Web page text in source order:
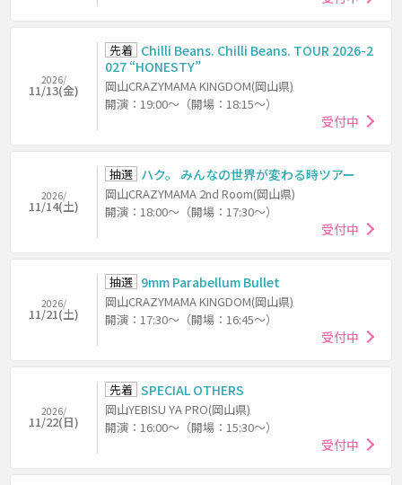
2026/
11/13(金)
先着 Chilli Beans. Chilli Beans. TOUR 2026-2
027 “HONESTY”
岡山CRAZYMAMA KINGDOM(岡山県)
開演：19:00～（開場：18:15～）
受付中
2026/
11/14(土)
抽選 ハク。 みんなの世界が変わる時ツアー
岡山CRAZYMAMA 2nd Room(岡山県)
開演：18:00～（開場：17:30～）
受付中
2026/
11/21(土)
抽選 9mm Parabellum Bullet
岡山CRAZYMAMA KINGDOM(岡山県)
開演：17:30～（開場：16:45～）
受付中
2026/
11/22(日)
先着 SPECIAL OTHERS
岡山YEBISU YA PRO(岡山県)
開演：16:00～（開場：15:30～）
受付中